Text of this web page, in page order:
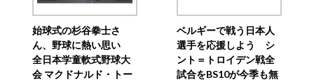
始球式の杉谷拳士さ
ん、野球に熱い思い
全日本学童軟式野球大
会 マクドナルド・トー
ベルギーで戦う日本人
選手を応援しよう シ
ント＝トロイデン戦全
試合をBS10が今季も無